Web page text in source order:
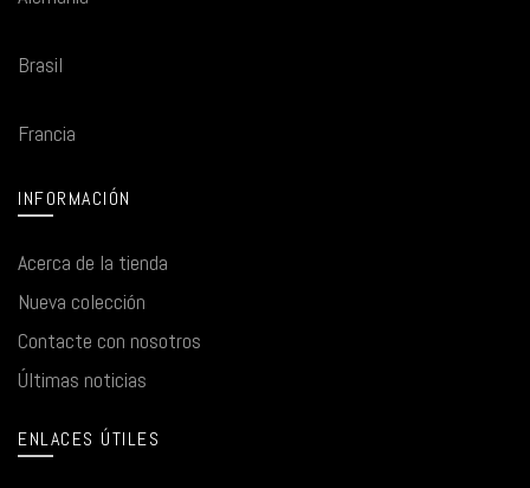
Brasil
Francia
INFORMACIÓN
Acerca de la tienda
Nueva colección
Contacte con nosotros
Últimas noticias
ENLACES ÚTILES